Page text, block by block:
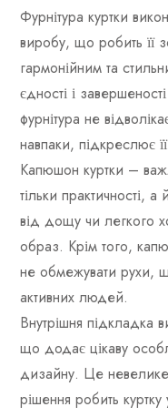
Фурнітура куртки
виробу, що робить її
гармонійним та
єдності і
фурнітура не
навпаки, підкреслює її
Капюшон куртки –
тільки практичності,
від дощу чи легкого
образ. Крім того,
не обмежувати рухи,
активних людей.
Внутрішня підкладка
що додає цікаву
дизайну. Це
рішення робить